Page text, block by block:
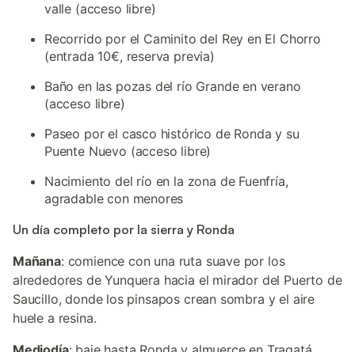
valle (acceso libre)
Recorrido por el Caminito del Rey en El Chorro
(entrada 10€, reserva previa)
Baño en las pozas del río Grande en verano
(acceso libre)
Paseo por el casco histórico de Ronda y su
Puente Nuevo (acceso libre)
Nacimiento del río en la zona de Fuenfría,
agradable con menores
Un día completo por la sierra y Ronda
Mañana: comience con una ruta suave por los
alrededores de Yunquera hacia el mirador del Puerto de
Saucillo, donde los pinsapos crean sombra y el aire
huele a resina.